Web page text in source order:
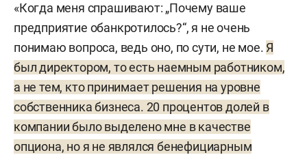
«Когда меня спрашивают: „Почему ваше
предприятие обанкротилось?“, я не очень
понимаю вопроса, ведь оно, по сути, не мое. Я
был директором, то есть наемным работником,
а не тем, кто принимает решения на уровне
собственника бизнеса. 20 процентов долей в
компании было выделено мне в качестве
опциона, но я не являлся бенефициарным